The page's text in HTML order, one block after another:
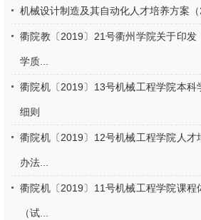
机械设计制造及其自动化人才培养方案（
衢院教〔2019〕21号衢州学院关于印发
学质...
衢院机〔2019〕13号机械工程学院本科
细则
衢院机〔2019〕12号机械工程学院人才
办法...
衢院机〔2019〕11号机械工程学院课程
（试...